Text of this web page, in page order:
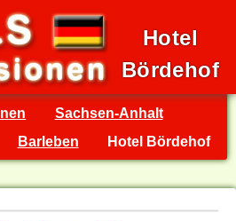
Hotel
Bördehof
Sachsen-Anhalt
Barleben Hotel Bördehof